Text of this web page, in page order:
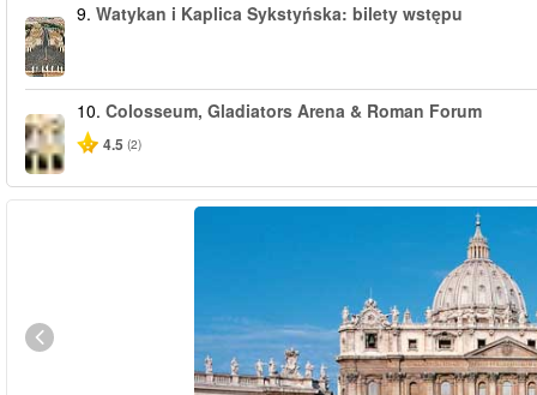
9. Watykan i Kaplica Sykstyńska: bilety wstępu
10. Colosseum, Gladiators Arena & Roman Forum
4.5 (2)